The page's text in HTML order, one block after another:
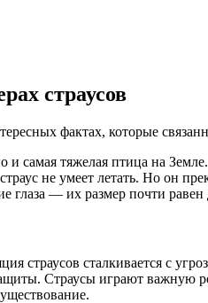
страусов
фактах, которые
и самая тяжелая птица на Земле.
не умеет летать. Но он
глаза — их размер почти равен
страусов сталкивается с
Страусы играют важную